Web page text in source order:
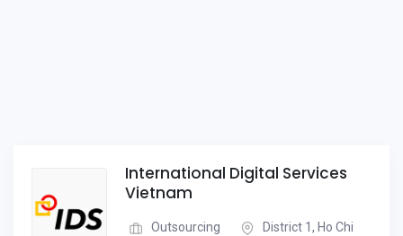
International Digital Services
Vietnam
Outsourcing
District 1, Ho Chi